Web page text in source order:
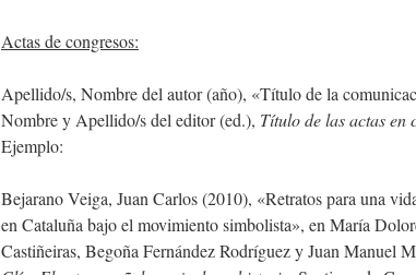
Actas de congresos:
Apellido/s, Nombre del autor (año), «Título de la
Nombre y Apellido/s del editor (ed.), Título de las actas en
Ejemplo:
Bejarano Veiga, Juan Carlos (2010), «Retratos para una
en Cataluña bajo el movimiento simbolista», en María
Castiñeiras, Begoña Fernández Rodríguez y Juan Manuel